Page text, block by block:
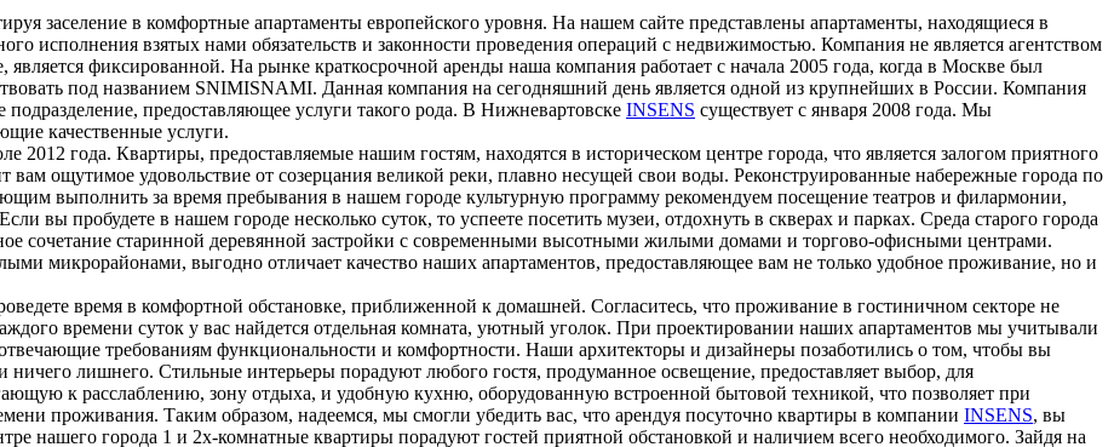
заселение в комфортные апартаменты европейского уровня. На нашем сайте представлены апартаменты, находящиеся в
исполнения взятых нами обязательств и законности проведения операций с недвижимостью. Компания не является агентством
фиксированной. На рынке краткосрочной аренды наша компания работает с начала 2005 года, когда в Москве был
под названием SNIMISNAMI. Данная компания на сегодняшний день является одной из крупнейших в России. Компания
предоставляющее услуги такого рода. В Нижневартовске INSENS существует с января 2008 года. Мы
качественные услуги.
года. Квартиры, предоставляемые нашим гостям, находятся в историческом центре города, что является залогом приятного
ощутимое удовольствие от созерцания великой реки, плавно несущей свои воды. Реконструированные набережные города по
выполнить за время пребывания в нашем городе культурную программу рекомендуем посещение театров и филармонии,
вы пробудете в нашем городе несколько суток, то успеете посетить музеи, отдохнуть в скверах и парках. Среда старого города
сочетание старинной деревянной застройки с современными высотными жилыми домами и торгово-офисными центрами.
микрорайонами, выгодно отличает качество наших апартаментов, предоставляющее вам не только удобное проживание, но и
время в комфортной обстановке, приближенной к домашней. Согласитесь, что проживание в гостиничном секторе не
времени суток у вас найдется отдельная комната, уютный уголок. При проектировании наших апартаментов мы учитывали
требованиям функциональности и комфортности. Наши архитекторы и дизайнеры позаботились о том, чтобы вы
ничего лишнего. Стильные интерьеры порадуют любого гостя, продуманное освещение, предоставляет выбор, для
к расслаблению, зону отдыха, и удобную кухню, оборудованную встроенной бытовой техникой, что позволяет при
проживания. Таким образом, надеемся, мы смогли убедить вас, что арендуя посуточно квартиры в компании INSENS, вы
нашего города 1 и 2х-комнатные квартиры порадуют гостей приятной обстановкой и наличием всего необходимого. Зайдя на